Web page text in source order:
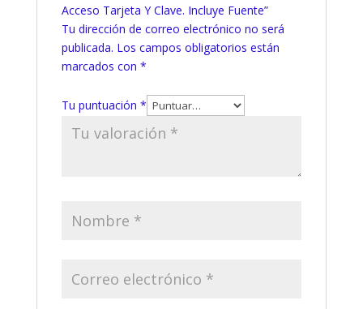
Acceso Tarjeta Y Clave. Incluye Fuente”
Tu dirección de correo electrónico no será
publicada. Los campos obligatorios están
marcados con *
Tu puntuación *